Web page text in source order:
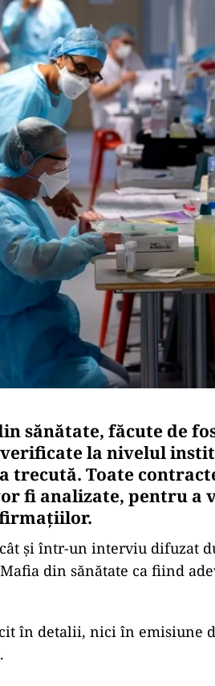
sănătate, făcute de
la nivelul
trecută. Toate
fi analizate, pentru a
și într-un interviu difuzat
din sănătate ca fiind
în detalii, nici în emisiune